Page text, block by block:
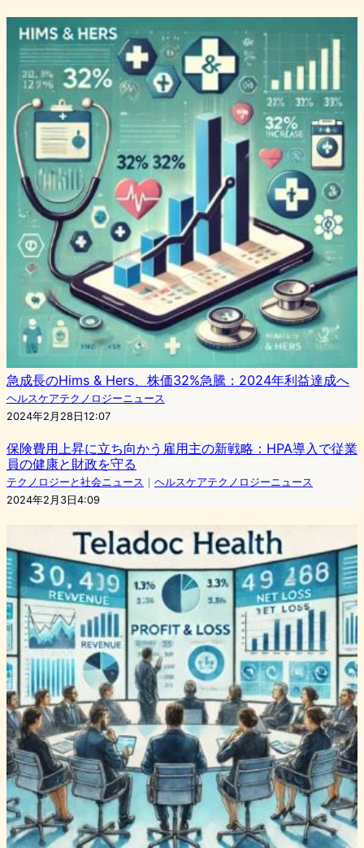
急成長のHims & Hers、株価32%急騰：2024年利益達成へ
ヘルスケアテクノロジーニュース
2024年2月28日12:07
保険費用上昇に立ち向かう雇用主の新戦略：HPA導入で従業
員の健康と財政を守る
テクノロジーと社会ニュース ｜ ヘルスケアテクノロジーニュース
2024年2月3日4:09